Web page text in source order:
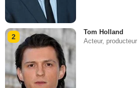
2
Tom Holland
Acteur, producteur